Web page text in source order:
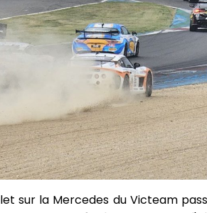
sur la Mercedes du Victeam